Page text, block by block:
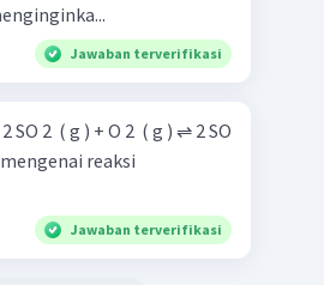
) △ H = − 907 kJ Jika menginginka...
Jawaban terverifikasi
Jawaban terverifikasi